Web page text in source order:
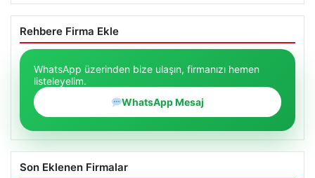
Rehbere Firma Ekle
WhatsApp üzerinden bize ulaşın, firmanızı hemen
listeleyelim.
WhatsApp Mesaj
Son Eklenen Firmalar